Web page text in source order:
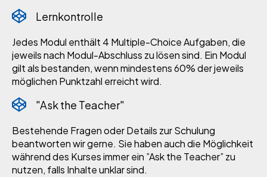
Lernkontrolle
Jedes Modul enthält 4 Multiple-Choice Aufgaben, die
jeweils nach Modul-Abschluss zu lösen sind. Ein Modul
gilt als bestanden, wenn mindestens 60% der jeweils
möglichen Punktzahl erreicht wird.
"Ask the Teacher"
Bestehende Fragen oder Details zur Schulung
beantworten wir gerne. Sie haben auch die Möglichkeit
während des Kurses immer ein ”Ask the Teacher” zu
nutzen, falls Inhalte unklar sind.